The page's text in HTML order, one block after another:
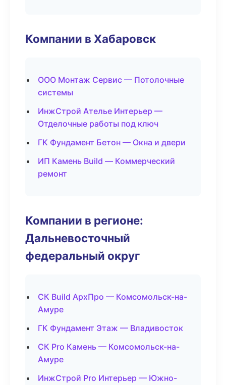
Компании в Хабаровск
ООО Монтаж Сервис — Потолочные
системы
ИнжСтрой Ателье Интерьер —
Отделочные работы под ключ
ГК Фундамент Бетон — Окна и двери
ИП Камень Build — Коммерческий
ремонт
Компании в регионе:
Дальневосточный
федеральный округ
СК Build АрхПро — Комсомольск-на-
Амуре
ГК Фундамент Этаж — Владивосток
СК Pro Камень — Комсомольск-на-
Амуре
ИнжСтрой Pro Интерьер — Южно-